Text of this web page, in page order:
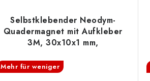
Selbstklebender Neodym-
Quadermagnet mit Aufkleber
3M, 30x10x1 mm,
Mehr für weniger